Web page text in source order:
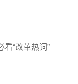
“改革热词”